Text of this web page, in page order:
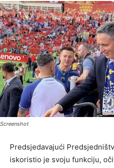
Screenshot
Predsjedavajući
iskoristio je svoju funkciju,